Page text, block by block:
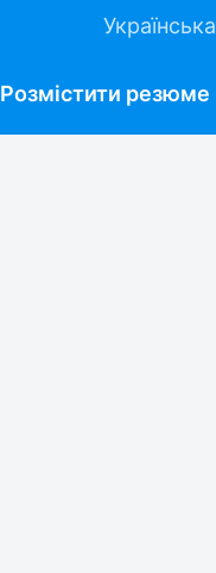
Українська
Розмістити резюме